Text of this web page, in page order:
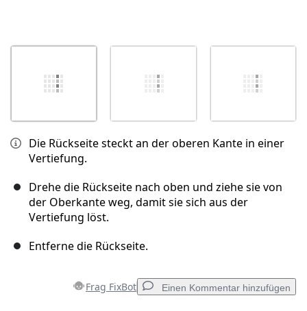
Die Rückseite steckt an der oberen Kante in einer
Vertiefung.
Drehe die Rückseite nach oben und ziehe sie von
der Oberkante weg, damit sie sich aus der
Vertiefung löst.
Entferne die Rückseite.
Frag FixBot Einen Kommentar hinzufügen